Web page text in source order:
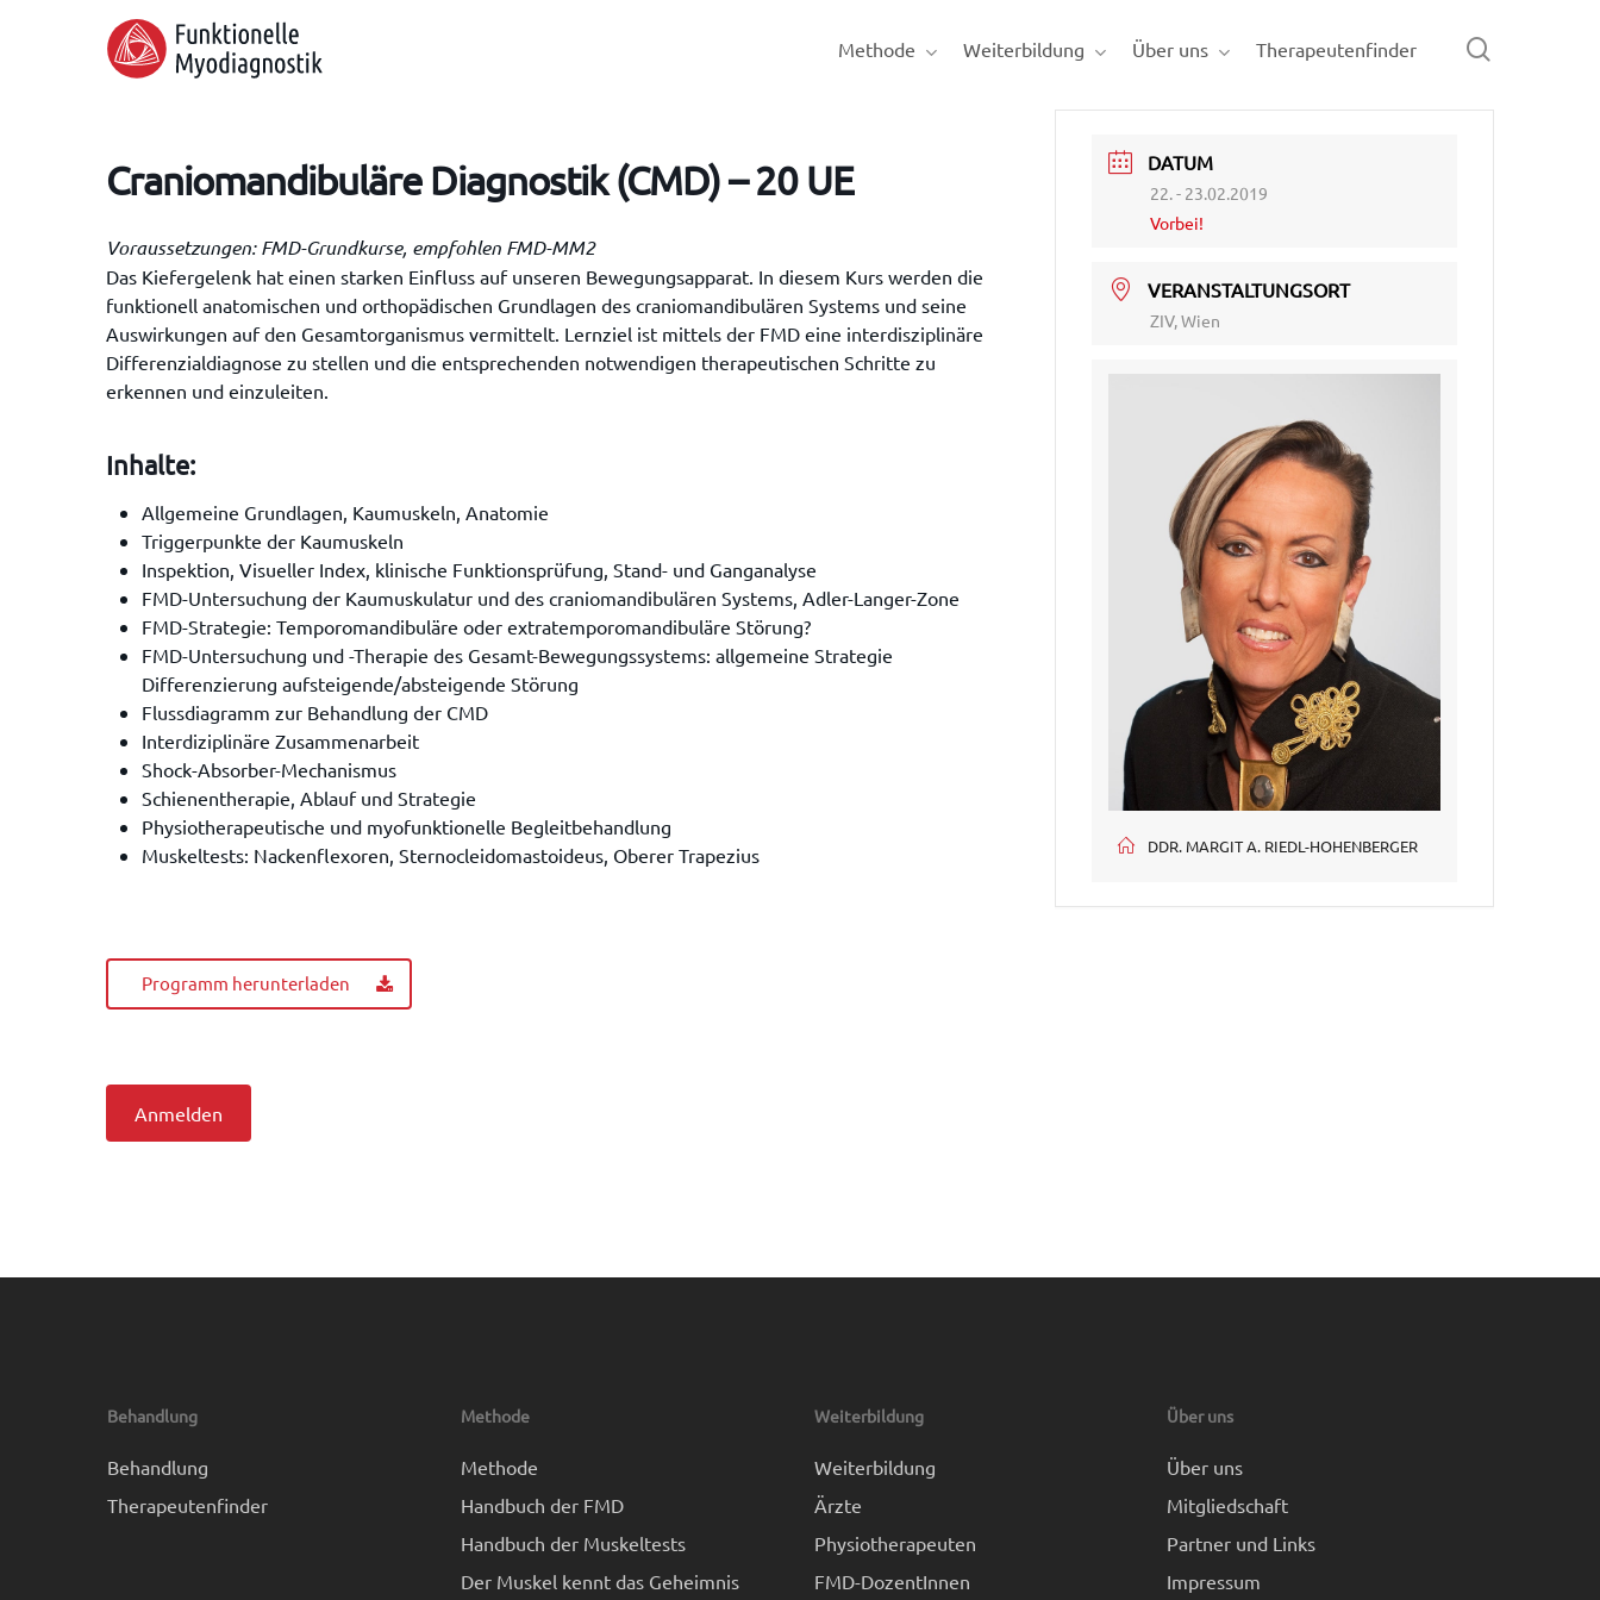
Methode Weiterbildung Über uns Therapeutenfinder
Craniomandibuläre Diagnostik (CMD) – 20 UE
Voraussetzungen: FMD-Grundkurse, empfohlen FMD-MM2
Das Kiefergelenk hat einen starken Einfluss auf unseren Bewegungsapparat. In diesem Kurs werden die
funktionell anatomischen und orthopädischen Grundlagen des craniomandibulären Systems und seine
Auswirkungen auf den Gesamtorganismus vermittelt. Lernziel ist mittels der FMD eine interdisziplinäre
Differenzialdiagnose zu stellen und die entsprechenden notwendigen therapeutischen Schritte zu
erkennen und einzuleiten.
Inhalte:
Allgemeine Grundlagen, Kaumuskeln, Anatomie
Triggerpunkte der Kaumuskeln
Inspektion, Visueller Index, klinische Funktionsprüfung, Stand- und Ganganalyse
FMD-Untersuchung der Kaumuskulatur und des craniomandibulären Systems, Adler-Langer-Zone
FMD-Strategie: Temporomandibuläre oder extratemporomandibuläre Störung?
FMD-Untersuchung und -Therapie des Gesamt-Bewegungssystems: allgemeine Strategie
Differenzierung aufsteigende/absteigende Störung
Flussdiagramm zur Behandlung der CMD
Interdiziplinäre Zusammenarbeit
Shock-Absorber-Mechanismus
Schienentherapie, Ablauf und Strategie
Physiotherapeutische und myofunktionelle Begleitbehandlung
Muskeltests: Nackenflexoren, Sternocleidomastoideus, Oberer Trapezius
Programm herunterladen
Anmelden
DATUM
22. - 23.02.2019
Vorbei!
VERANSTALTUNGSORT
ZIV, Wien
DDR. MARGIT A. RIEDL-HOHENBERGER
Behandlung
Behandlung
Therapeutenfinder
Methode
Methode
Handbuch der FMD
Handbuch der Muskeltests
Der Muskel kennt das Geheimnis
Weiterbildung
Weiterbildung
Ärzte
Physiotherapeuten
FMD-DozentInnen
Über uns
Über uns
Mitgliedschaft
Partner und Links
Impressum